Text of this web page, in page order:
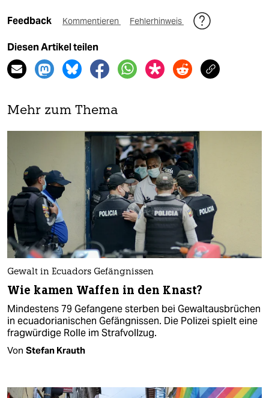
Feedback Kommentieren Fehlerhinweis
Diesen Artikel teilen
Mehr zum Thema
Gewalt in Ecuadors Gefängnissen
Wie kamen Waffen in den Knast?
Mindestens 79 Gefangene sterben bei Gewaltausbrüchen
in ecuadorianischen Gefängnissen. Die Polizei spielt eine
fragwürdige Rolle im Strafvollzug.
Von Stefan Krauth